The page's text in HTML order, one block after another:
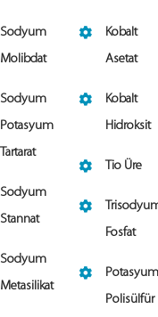
Sodyum
Molibdat
Sodyum
Potasyum
Tartarat
Sodyum
Stannat
Sodyum
Metasilikat
Kobalt
Asetat
Kobalt
Hidroksit
Tio Üre
Fosfat
Potasyum
Polisülfür